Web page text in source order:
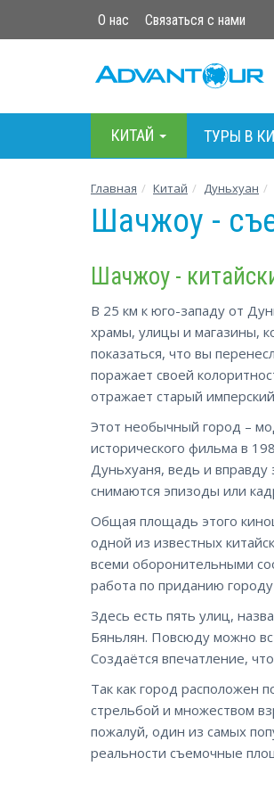
О нас Связаться с нами
КИТАЙ ТУРЫ В
Главная Китай Дуньхуан
Шачжоу -
Шачжоу -
В 25 км к юго-западу от
храмы, улицы и магазины,
показаться, что вы
поражает своей
отражает старый
Этот необычный город –
исторического фильма в
Дуньхуаня, ведь и вправду
снимаются эпизоды или
Общая площадь этого
одной из известных
всеми оборонительными
работа по приданию
Здесь есть пять улиц,
Бяньлян. Повсюду можно
Создаётся впечатление,
Так как город расположен
стрельбой и множеством
пожалуй, один из самых
реальности съемочные